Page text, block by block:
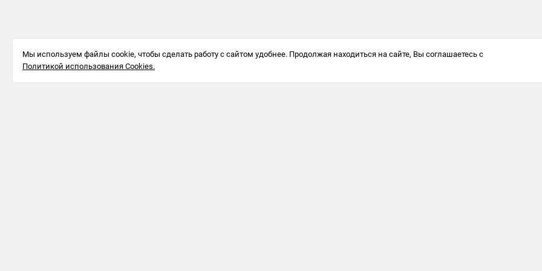
Мы используем файлы cookie, чтобы сделать работу с сайтом удобнее. Продолжая находиться на сайте, Вы соглашаетесь с
Политикой использования Cookies.